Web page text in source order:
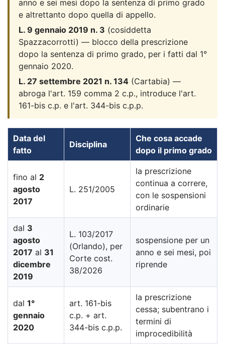
anno e sei mesi dopo la sentenza di primo grado
e altrettanto dopo quella di appello.
L. 9 gennaio 2019 n. 3 (cosiddetta
Spazzacorrotti) — blocco della prescrizione
dopo la sentenza di primo grado, per i fatti dal 1°
gennaio 2020.
L. 27 settembre 2021 n. 134 (Cartabia) —
abroga l'art. 159 comma 2 c.p., introduce l'art.
161-bis c.p. e l'art. 344-bis c.p.p.
Data del
fatto
Disciplina
Che cosa accade
dopo il primo grado
fino al 2
agosto
2017
L. 251/2005
la prescrizione
continua a correre,
con le sospensioni
ordinarie
dal 3
agosto
2017 al 31
dicembre
2019
L. 103/2017
(Orlando), per
Corte cost.
38/2026
sospensione per un
anno e sei mesi, poi
riprende
dal 1°
gennaio
2020
art. 161-bis
c.p. + art.
344-bis c.p.p.
la prescrizione
cessa; subentrano i
termini di
improcedibilità